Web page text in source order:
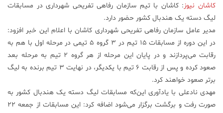
زیست
علم
و
فناوری
کاشان نیوز : کاشان با تیم سازمان رفاهی تفریحی شهرداری در مسابقات
لیگ دسته یک هندبال کشور حضور دارد.
مدیر عامل سازمان رفاهی تفریحی شهرداری کاشان با اعلام این خبر افزود:
در این دوره از مسابقات ۱۵ تیم در ۳ گروه ۵ تیمی در مرحله اول با هم به
رقابت می‌پردازند و در پایان این مرحله از هر گروه ۲ تیم به مرحله بعد
صعود کرده و پس از رقابت ۶ تیم با یکدیگر، در ‌‌نهایت ۳ تیم برنده به لیگ
بر‌تر صعود خواهند کرد.
مهدی نادعلی با یادآوری این‌که مسابقات لیگ دسته یک هندبال کشور به
صورت رفت و برگشت برگزار می‌شود اضافه کرد: این مسابقات از جمعه ۲۲